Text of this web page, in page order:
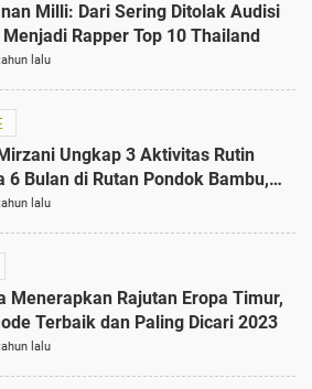
Milli: Dari Sering Ditolak Audisi
Menjadi Rapper Top 10 Thailand
lalu
Ungkap 3 Aktivitas Rutin
6 Bulan di Rutan Pondok Bambu,
lalu
Menerapkan Rajutan Eropa Timur,
Terbaik dan Paling Dicari 2023
lalu